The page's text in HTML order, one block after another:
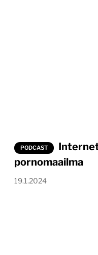
PODCAST
pornomaailma
19.1.2024